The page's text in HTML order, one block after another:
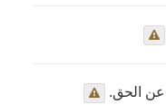
عن الحق.